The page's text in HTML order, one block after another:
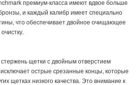
премиум-класса имеют вдвое больше
и каждый калибр имеет специально
что обеспечивает двойное очищающее
щетки с двойным отверстием
острые срезанные концы, которые
щетках низкого качества. Это внимание к